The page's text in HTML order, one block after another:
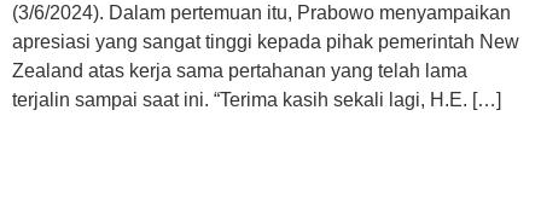
(3/6/2024). Dalam pertemuan itu, Prabowo menyampaikan
apresiasi yang sangat tinggi kepada pihak pemerintah New
Zealand atas kerja sama pertahanan yang telah lama
terjalin sampai saat ini. “Terima kasih sekali lagi, H.E. […]